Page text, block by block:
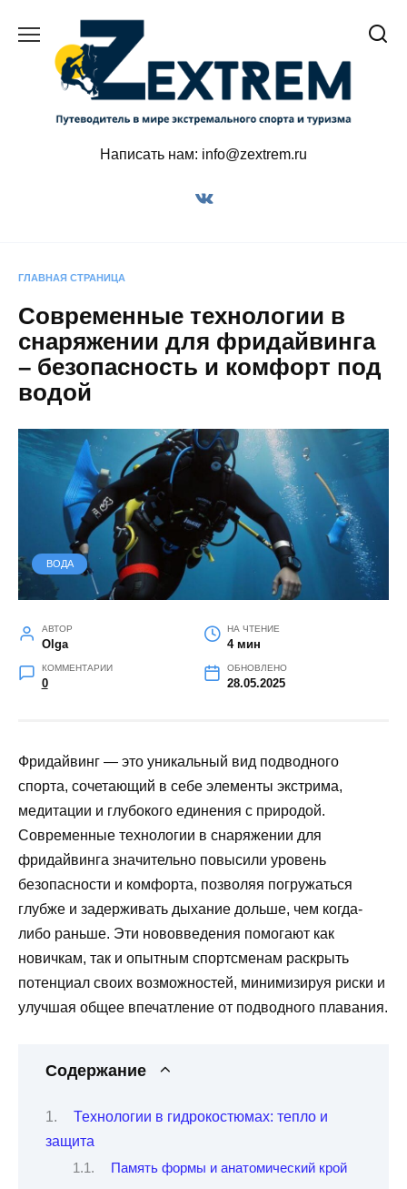
содержанию
Написать нам: info@zextrem.ru
ГЛАВНАЯ СТРАНИЦА
Современные технологии в
снаряжении для фридайвинга
– безопасность и комфорт под
водой
ВОДА
АВТОР
Olga
НА ЧТЕНИЕ
4 мин
КОММЕНТАРИИ
0
ОБНОВЛЕНО
28.05.2025
Фридайвинг — это уникальный вид подводного
спорта, сочетающий в себе элементы экстрима,
медитации и глубокого единения с природой.
Современные технологии в снаряжении для
фридайвинга значительно повысили уровень
безопасности и комфорта, позволяя погружаться
глубже и задерживать дыхание дольше, чем когда-
либо раньше. Эти нововведения помогают как
новичкам, так и опытным спортсменам раскрыть
потенциал своих возможностей, минимизируя риски и
улучшая общее впечатление от подводного плавания.
Содержание
Технологии в гидрокостюмах: тепло и
защита
Память формы и анатомический крой